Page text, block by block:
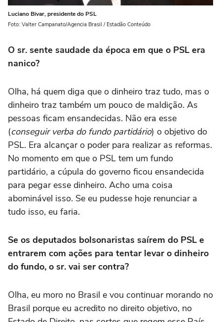
Luciano Bivar, presidente do PSL
Foto: Valter Campanato/Agencia Brasil / Estadão Conteúdo
O sr. sente saudade da época em que o PSL era
nanico?
Olha, há quem diga que o dinheiro traz tudo, mas o
dinheiro traz também um pouco de maldição. As
pessoas ficam ensandecidas. Não era esse
(conseguir verba do fundo partidário) o objetivo do
PSL. Era alcançar o poder para realizar as reformas.
No momento em que o PSL tem um fundo
partidário, a cúpula do governo ficou ensandecida
para pegar esse dinheiro. Acho uma coisa
abominável isso. Se eu pudesse hoje renunciar a
tudo isso, eu faria.
Se os deputados bolsonaristas saírem do PSL e
entrarem com ações para tentar levar o dinheiro
do fundo, o sr. vai ser contra?
Olha, eu moro no Brasil e vou continuar morando no
Brasil porque eu acredito no direito objetivo, no